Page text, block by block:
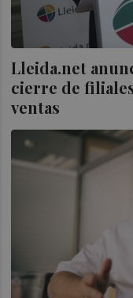
Lleida.net
cierre de
ventas